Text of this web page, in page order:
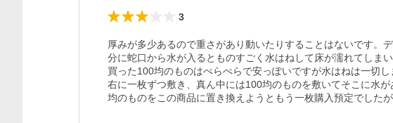
3
厚みが多少あるので重さがあり動いたりすることはないです。
分に蛇口から水が入るとものすごく水はねして床が濡れてしま
買った100均のものはぺらぺらで安っぽいですが水はねは一切
右に一枚ずつ敷き、真ん中には100均のものを敷いてそこに水
均のものをこの商品に置き換えようともう一枚購入預定でしたが